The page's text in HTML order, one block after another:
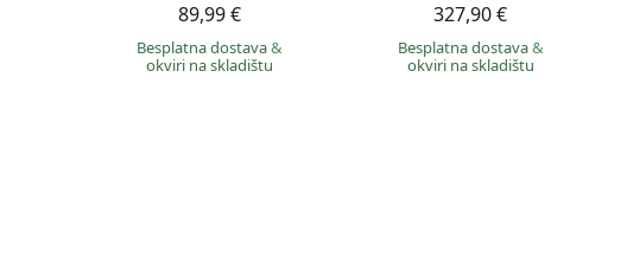
89,99 €
Besplatna dostava&
okviri na skladištu
327,90 €
Besplatna dostava&
okviri na skladištu